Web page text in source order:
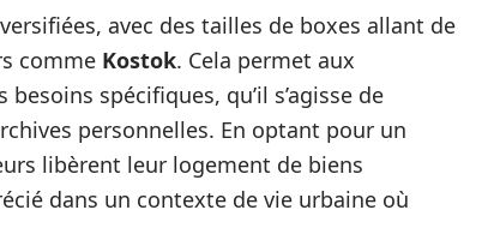
avec des tailles de boxes allant de
comme Kostok. Cela permet aux
spécifiques, qu’il s’agisse de
personnelles. En optant pour un
libèrent leur logement de biens
dans un contexte de vie urbaine où